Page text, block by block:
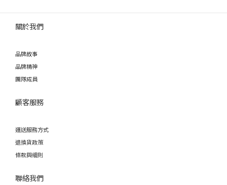
關於我們
品牌故事
品牌精神
團隊成員
顧客服務
運送服務方式
退換貨政策
條款與細則
聯絡我們